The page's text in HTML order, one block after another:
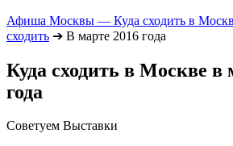
Афиша Москвы — Куда сходить в
сходить ➔ В марте 2016 года
Куда сходить в Москве в
года
Советуем Выставки